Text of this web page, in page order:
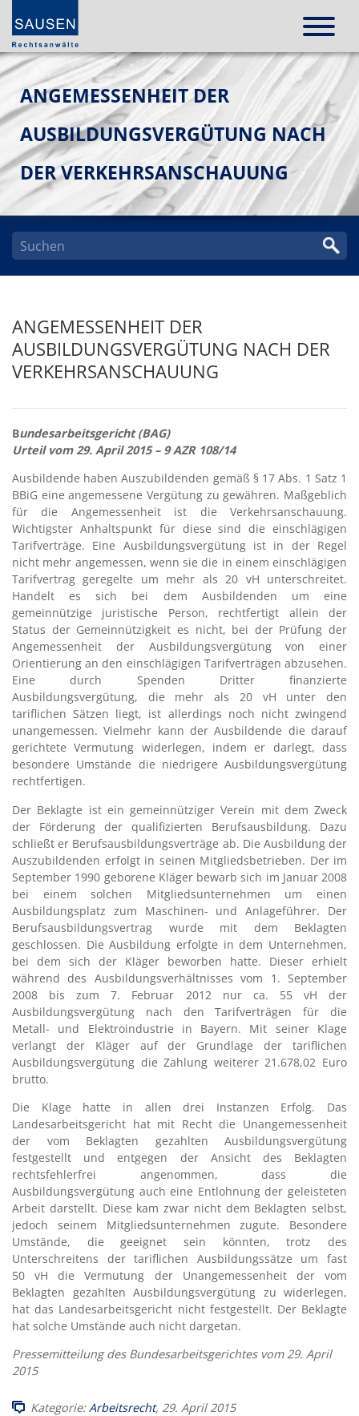
ANGEMESSENHEIT DER
AUSBILDUNGSVERGÜTUNG NACH
DER VERKEHRSANSCHAUUNG
ANGEMESSENHEIT DER
AUSBILDUNGSVERGÜTUNG NACH DER
VERKEHRSANSCHAUUNG
Bundesarbeitsgericht (BAG)
Urteil vom 29. April 2015 – 9 AZR 108/14
Ausbildende haben Auszubildenden gemäß § 17 Abs. 1 Satz 1
BBiG eine angemessene Vergütung zu gewähren. Maßgeblich
für die Angemessenheit ist die Verkehrsanschauung.
Wichtigster Anhaltspunkt für diese sind die einschlägigen
Tarifverträge. Eine Ausbildungsvergütung ist in der Regel
nicht mehr angemessen, wenn sie die in einem einschlägigen
Tarifvertrag geregelte um mehr als 20 vH unterschreitet.
Handelt es sich bei dem Ausbildenden um eine
gemeinnützige juristische Person, rechtfertigt allein der
Status der Gemeinnützigkeit es nicht, bei der Prüfung der
Angemessenheit der Ausbildungsvergütung von einer
Orientierung an den einschlägigen Tarifverträgen abzusehen.
Eine durch Spenden Dritter finanzierte
Ausbildungsvergütung, die mehr als 20 vH unter den
tariflichen Sätzen liegt, ist allerdings noch nicht zwingend
unangemessen. Vielmehr kann der Ausbildende die darauf
gerichtete Vermutung widerlegen, indem er darlegt, dass
besondere Umstände die niedrigere Ausbildungsvergütung
rechtfertigen.
Der Beklagte ist ein gemeinnütziger Verein mit dem Zweck
der Förderung der qualifizierten Berufsausbildung. Dazu
schließt er Berufsausbildungsverträge ab. Die Ausbildung der
Auszubildenden erfolgt in seinen Mitgliedsbetrieben. Der im
September 1990 geborene Kläger bewarb sich im Januar 2008
bei einem solchen Mitgliedsunternehmen um einen
Ausbildungsplatz zum Maschinen- und Anlageführer. Der
Berufsausbildungsvertrag wurde mit dem Beklagten
geschlossen. Die Ausbildung erfolgte in dem Unternehmen,
bei dem sich der Kläger beworben hatte. Dieser erhielt
während des Ausbildungsverhältnisses vom 1. September
2008 bis zum 7. Februar 2012 nur ca. 55 vH der
Ausbildungsvergütung nach den Tarifverträgen für die
Metall- und Elektroindustrie in Bayern. Mit seiner Klage
verlangt der Kläger auf der Grundlage der tariflichen
Ausbildungsvergütung die Zahlung weiterer 21.678,02 Euro
brutto.
Die Klage hatte in allen drei Instanzen Erfolg. Das
Landesarbeitsgericht hat mit Recht die Unangemessenheit
der vom Beklagten gezahlten Ausbildungsvergütung
festgestellt und entgegen der Ansicht des Beklagten
rechtsfehlerfrei angenommen, dass die
Ausbildungsvergütung auch eine Entlohnung der geleisteten
Arbeit darstellt. Diese kam zwar nicht dem Beklagten selbst,
jedoch seinem Mitgliedsunternehmen zugute. Besondere
Umstände, die geeignet sein könnten, trotz des
Unterschreitens der tariflichen Ausbildungssätze um fast
50 vH die Vermutung der Unangemessenheit der vom
Beklagten gezahlten Ausbildungsvergütung zu widerlegen,
hat das Landesarbeitsgericht nicht festgestellt. Der Beklagte
hat solche Umstände auch nicht dargetan.
Pressemitteilung des Bundesarbeitsgerichtes vom 29. April
2015
Kategorie:Arbeitsrecht, 29. April 2015